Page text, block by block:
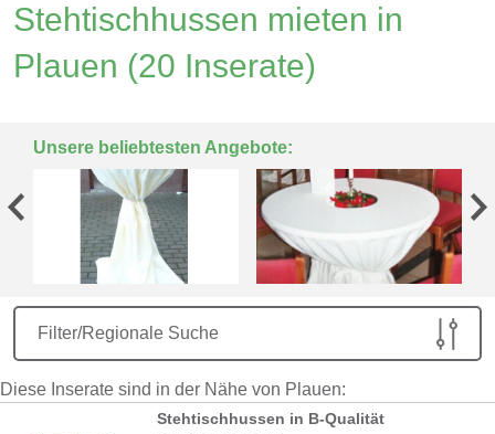
Stehtischhussen mieten in
Plauen (20 Inserate)
Unsere beliebtesten Angebote:
Filter/Regionale Suche
Diese Inserate sind in der Nähe von Plauen:
Stehtischhussen in B-Qualität